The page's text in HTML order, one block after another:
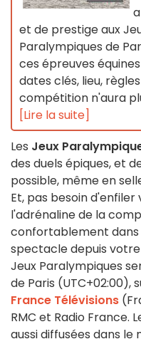
et de prestige aux
Paralympiques de
ces épreuves
dates clés, lieu,
compétition n'aura
[Lire la suite]
Les Jeux
des duels épiques, et
possible, même en
Et, pas besoin
l'adrénaline de la
confortablement
spectacle depuis votre
Jeux Paralympiques
de Paris (UTC+02:00),
France Télévisions
RMC et Radio France.
aussi diffusées dans le